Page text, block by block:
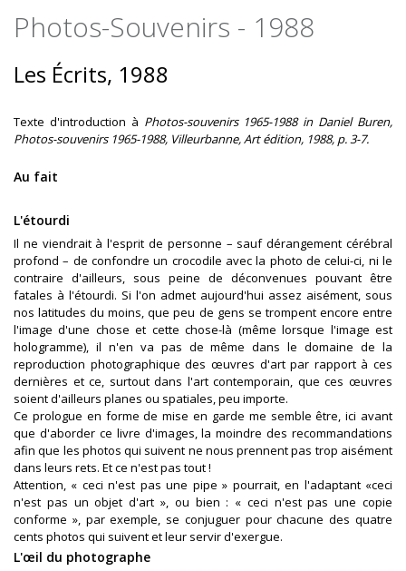
Photos-Souvenirs - 1988
Les Écrits, 1988
Texte d'introduction à Photos-souvenirs 1965-1988 in Daniel Buren,
Photos-souvenirs 1965-1988, Villeurbanne, Art édition, 1988, p. 3-7.
Au fait
L'étourdi
Il ne viendrait à l'esprit de personne – sauf dérangement cérébral
profond – de confondre un crocodile avec la photo de celui-ci, ni le
contraire d'ailleurs, sous peine de déconvenues pouvant être
fatales à l'étourdi. Si l'on admet aujourd'hui assez aisément, sous
nos latitudes du moins, que peu de gens se trompent encore entre
l'image d'une chose et cette chose-là (même lorsque l'image est
hologramme), il n'en va pas de même dans le domaine de la
reproduction photographique des œuvres d'art par rapport à ces
dernières et ce, surtout dans l'art contemporain, que ces œuvres
soient d'ailleurs planes ou spatiales, peu importe.
Ce prologue en forme de mise en garde me semble être, ici avant
que d'aborder ce livre d'images, la moindre des recommandations
afin que les photos qui suivent ne nous prennent pas trop aisément
dans leurs rets. Et ce n'est pas tout !
Attention, « ceci n'est pas une pipe » pourrait, en l'adaptant «ceci
n'est pas un objet d'art », ou bien : « ceci n'est pas une copie
conforme », par exemple, se conjuguer pour chacune des quatre
cents photos qui suivent et leur servir d'exergue.
L'œil du photographe